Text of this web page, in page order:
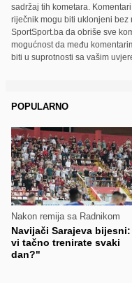
sadržaj tih kometara.
riječnik mogu biti uklonjeni
SportSport.ba da obriše sve
mogućnost da među
biti u suprotnosti sa vašim
POPULARNO
Nakon remija sa Radnikom
Navijači Sarajeva bijesni:
vi tačno trenirate svaki
dan?"